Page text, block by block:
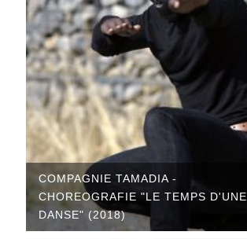
COMPAGNIE TAMADIA -
CHOREOGRAFIE "LE TEMPS D'UNE
DANSE" (2018)